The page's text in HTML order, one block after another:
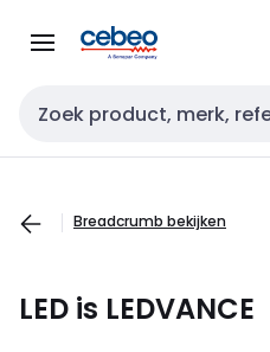
naar
naar
Zoekveld invoer
Breadcrumb bekijken
LED is LEDVANCE